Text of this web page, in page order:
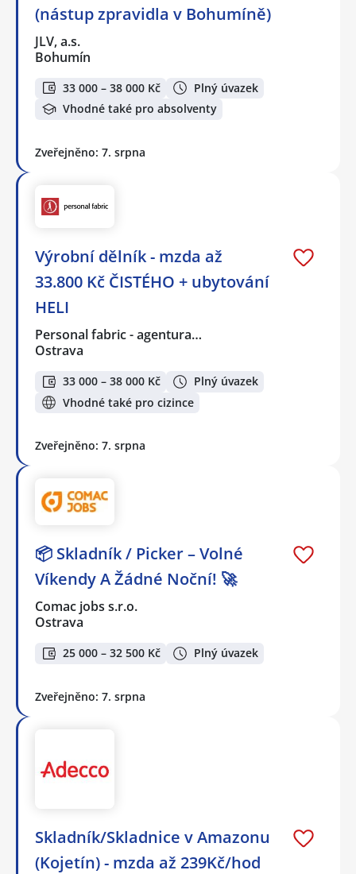
(nástup zpravidla v Bohumíně)
JLV, a.s.
Bohumín
33 000 – 38 000 Kč
Plný úvazek
Vhodné také pro absolventy
Zveřejněno: 7. srpna
Výrobní dělník - mzda až
33.800 Kč ČISTÉHO + ubytování
HELI
Personal fabric - agentura…
Ostrava
33 000 – 38 000 Kč
Plný úvazek
Vhodné také pro cizince
Zveřejněno: 7. srpna
📦 Skladník / Picker – Volné
Víkendy A Žádné Noční! 🚀
Comac jobs s.r.o.
Ostrava
25 000 – 32 500 Kč Plný úvazek
Zveřejněno: 7. srpna
Skladník/Skladnice v Amazonu
(Kojetín) - mzda až 239Kč/hod